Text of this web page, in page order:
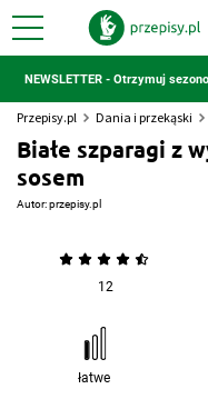
NEWSLETTER - Otrzymuj
Przepisy.pl Dania i przekąski
Białe szparagi z
sosem
Autor:przepisy.pl
12
łatwe